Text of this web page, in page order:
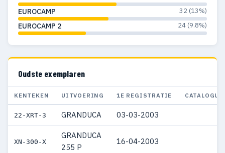
EUROCAMP 32 (13%)
EUROCAMP 2 24 (9.8%)
Oudste exemplaren
KENTEKEN UITVOERING 1E REGISTRATIE
22-XRT-3 GRANDUCA 03-03-2003
XN-300-X
GRANDUCA
255 P
16-04-2003